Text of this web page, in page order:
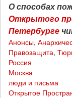
О способах
Открытого
Петербурге
Анонсы,
Правозащита,
Россия
Москва
люди и письма
Открытое